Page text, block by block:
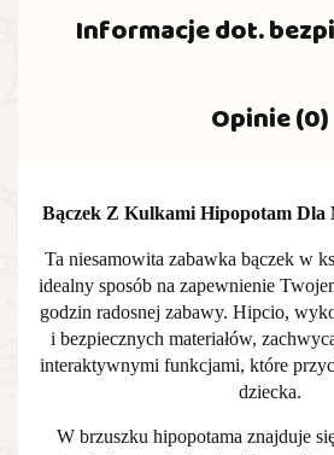
Informacje dot.
Opinie (0)
Bączek Z Kulkami Hipopotam Dla
Ta niesamowita zabawka bączek w
idealny sposób na zapewnienie
godzin radosnej zabawy. Hipcio,
i bezpiecznych materiałów,
interaktywnymi funkcjami, które
dziecka.
W brzuszku hipopotama znajduje